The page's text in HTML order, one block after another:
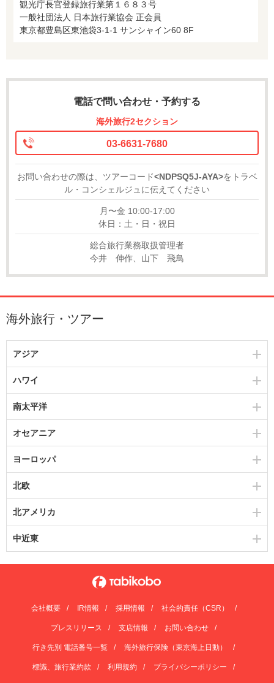
観光庁長官登録旅行業第１６８３号
一般社団法人 日本旅行業協会 正会員
東京都豊島区東池袋3-1-1 サンシャイン60 8F
電話で問い合わせ・予約する
海外旅行2セクション
03-6631-7680
お問い合わせの際は、ツアーコード<NDPSQ5J-AYA>をトラベ
ル・コンシェルジュに伝えてください
月〜金 10:00-17:00
休日：土・日・祝日
総合旅行業務取扱管理者
今井 伸作、山下 飛鳥
海外旅行・ツアー
アジア
ハワイ
南太平洋
オセアニア
ヨーロッパ
北欧
北アメリカ
中近東
会社概要 IR情報 採用情報 社会的責任（CSR）
プレスリリース 支店情報 お問い合わせ
行き先別 電話番号一覧 海外旅行保険（東京海上日動）
標識、旅行業約款 利用規約 プライバシーポリシー